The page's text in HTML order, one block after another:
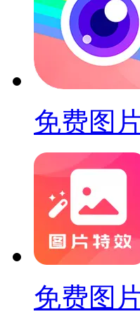
免费图
免费图